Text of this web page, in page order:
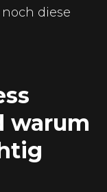
diese
warum